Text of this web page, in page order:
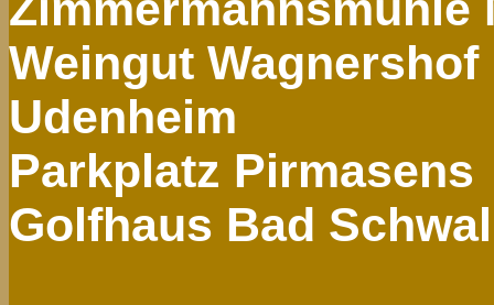
Weingut Wagnershof
Udenheim
Parkplatz Pirmasens
Golfhaus Bad